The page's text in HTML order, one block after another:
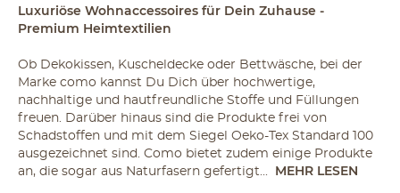
Luxuriöse Wohnaccessoires für Dein Zuhause -
Premium Heimtextilien
Ob Dekokissen, Kuscheldecke oder Bettwäsche, bei der
Marke como kannst Du Dich über hochwertige,
nachhaltige und hautfreundliche Stoffe und Füllungen
freuen. Darüber hinaus sind die Produkte frei von
Schadstoffen und mit dem Siegel Oeko-Tex Standard 100
ausgezeichnet sind. Como bietet zudem einige Produkte
an, die sogar aus Naturfasern gefertigt...
MEHR LESEN